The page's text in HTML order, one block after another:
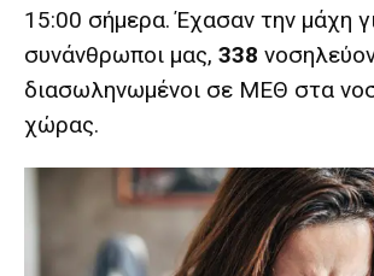
15:00 σήμερα. Έχασαν την μάχη
συνάνθρωποι μας, 338
διασωληνωμένοι σε ΜΕΘ στα
χώρας.